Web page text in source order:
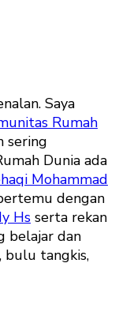
Saya
Rumah
sering
Dunia ada
Mohammad
dengan
Hs serta rekan
belajar dan
bulu tangkis,